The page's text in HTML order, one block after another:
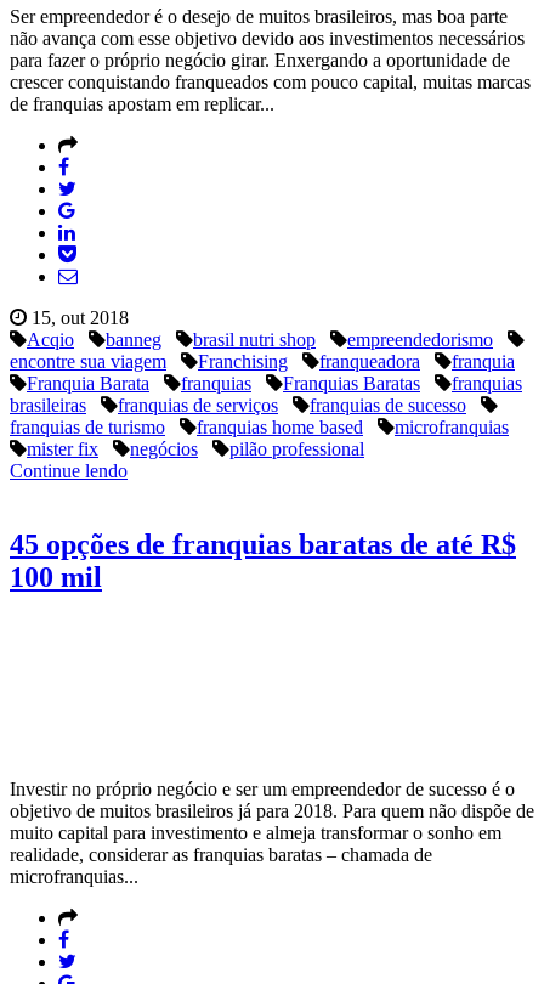
Ser empreendedor é o desejo de muitos brasileiros, mas boa parte
não avança com esse objetivo devido aos investimentos necessários
para fazer o próprio negócio girar. Enxergando a oportunidade de
crescer conquistando franqueados com pouco capital, muitas marcas
de franquias apostam em replicar...
15, out 2018
Acqio
banneg brasil nutri shop
empreendedorismo
encontre sua viagem
Franchising franqueadora
franquia
Franquia Barata
franquias Franquias Baratas
franquias
brasileiras
franquias de serviços
franquias de sucesso
franquias de turismo
franquias home based
microfranquias
mister fix
negócios
pilão professional
Continue lendo
45 opções de franquias baratas de até R$
100 mil
Investir no próprio negócio e ser um empreendedor de sucesso é o
objetivo de muitos brasileiros já para 2018. Para quem não dispõe de
muito capital para investimento e almeja transformar o sonho em
realidade, considerar as franquias baratas – chamada de
microfranquias...